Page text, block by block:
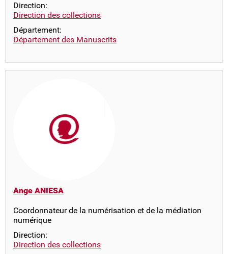
Direction:
Direction des collections
Département:
Département des Manuscrits
Ange ANIESA
Coordonnateur de la numérisation et de la médiation
numérique
Direction:
Direction des collections